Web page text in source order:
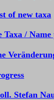
of new taxa
Taxa /
Stefan